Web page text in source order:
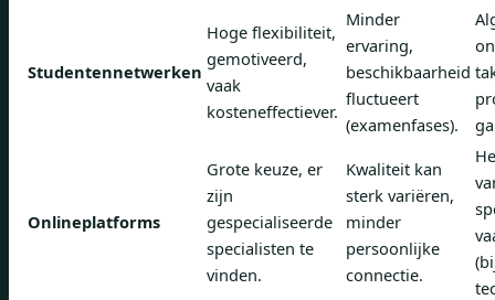
Studentennetwerken
Hoge flexibiliteit,
gemotiveerd,
vaak
kosteneffectiever.
Minder
ervaring,
beschikbaarheid
fluctueert
(examenfases).
Onlineplatforms
Grote keuze, er
zijn
gespecialiseerde
specialisten te
vinden.
Kwaliteit kan
sterk variëren,
minder
persoonlijke
connectie.